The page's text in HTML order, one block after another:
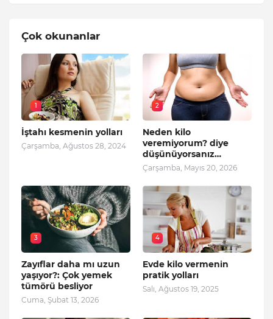
Çok okunanlar
1
İştahı kesmenin yolları
Çarşamba, Ağustos 28, 2024
2
Neden kilo
veremiyorum? diye
düşünüyorsanız…
Çarşamba, Mayıs 20, 2026
3
Zayıflar daha mı uzun
yaşıyor?: Çok yemek
tümörü besliyor
Cuma, Şubat 13, 2026
4
Evde kilo vermenin
pratik yolları
Salı, Ağustos 19, 2025